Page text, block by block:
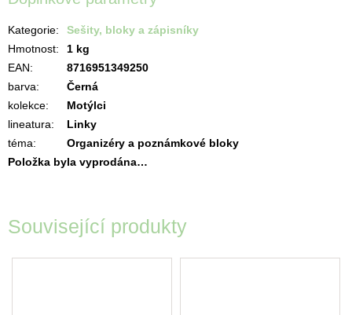
Související produkty
Kategorie:
Sešity, bloky a zápisníky
Hmotnost:
1 kg
EAN:
8716951349250
barva:
Černá
kolekce:
Motýlci
lineatura:
Linky
téma:
Organizéry a poznámkové bloky
Položka byla vyprodána…